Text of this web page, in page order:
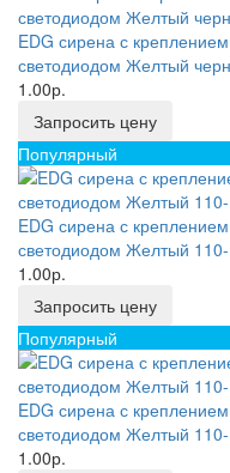
EDG сирена с
светодиодом Желтый
1.00р.
Запросить цену
Популярный
EDG сирена с
светодиодом Желтый
1.00р.
Запросить цену
Популярный
EDG сирена с
светодиодом Желтый
1.00р.